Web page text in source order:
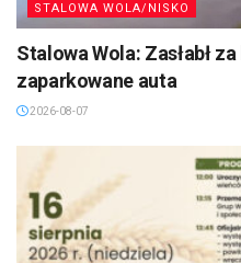
STALOWA WOLA/NISKO
Stalowa Wola: Zasłabł
zaparkowane auta
2026-08-07